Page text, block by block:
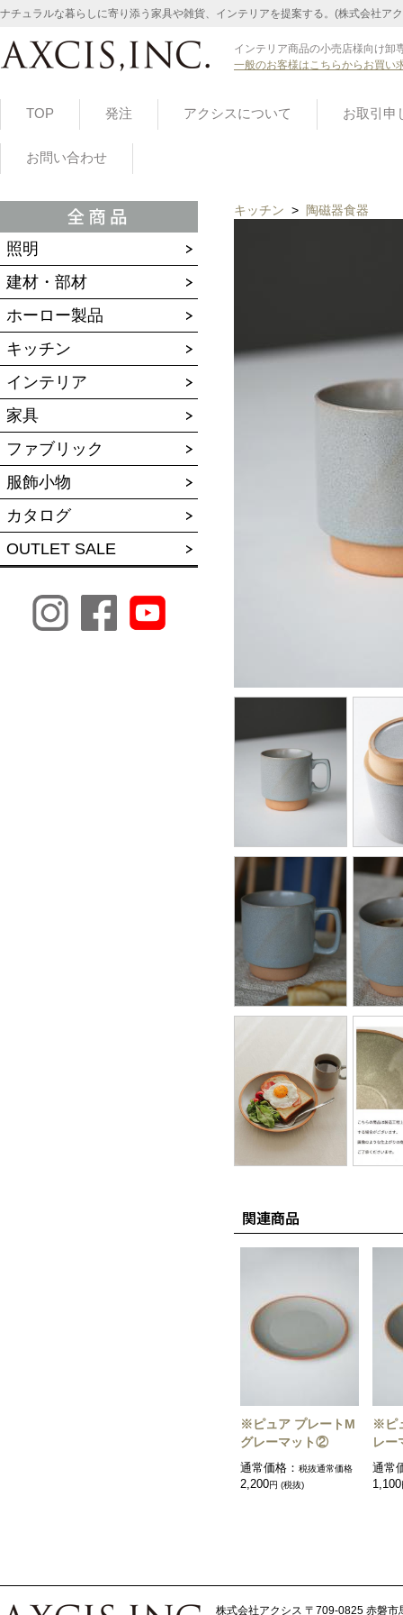
ナチュラルな暮らしに寄り添う家具や雑貨、インテリアを提案する。(株式会社ア
インテリア商品の小売店様向け卸
一般のお客様はこちらからお買い
TOP 発注 アクシスについて お取引申
お問い合わせ
照明
建材・部材
ホーロー製品
キッチン
インテリア
家具
ファブリック
服飾小物
カタログ
OUTLET SALE
キッチン > 陶磁器食器
※ピュア プレートM
グレーマット②
通常価格： 税抜通常価格
2,200円 (税抜)
※ピ
レ
通常
1,100
株式会社アクシス 〒709-0825 赤磐市